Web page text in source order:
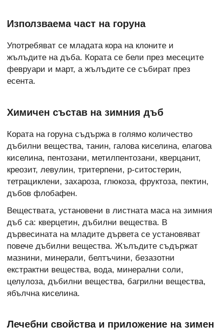
Използваема част на горуна
Употребяват се младата кора на клоните и
жълъдите на дъба. Кората се бели през месеците
февруари и март, а жълъдите се събират през
есента.
Химичен състав на зимния дъб
Кората на горуна съдържа в голямо количество
дъбилни вещества, танин, галова киселина, елагова
киселина, пентозани, метилпентозани, кверцанит,
креозит, левулин, тритерпени, p-ситостерин,
тетрациклени, захароза, глюкоза, фруктоза, пектин,
дъбов флобафен.
Веществата, установени в листната маса на зимния
дъб са: кверцетин, дъбилни вещества. В
дървесината на младите дървета се установяват
повече дъбилни вещества. Жълъдите съдържат
мазнини, минерали, белтъчини, безазотни
екстрактни вещества, вода, минерални соли,
целулоза, дъбилни вещества, багрилни вещества,
ябълчна киселина.
Лечебни свойства и приложение на зимен